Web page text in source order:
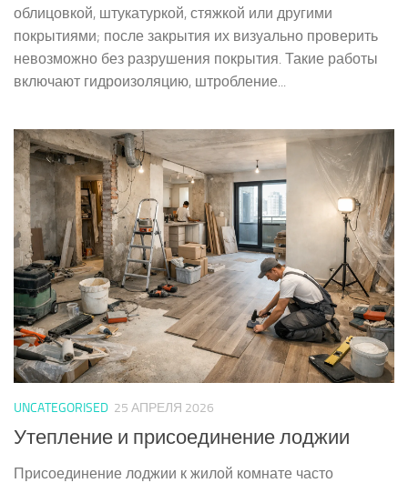
облицовкой, штукатуркой, стяжкой или другими
покрытиями; после закрытия их визуально проверить
невозможно без разрушения покрытия. Такие работы
включают гидроизоляцию, штробление...
UNCATEGORISED 25 АПРЕЛЯ 2026
Утепление и присоединение лоджии
Присоединение лоджии к жилой комнате часто